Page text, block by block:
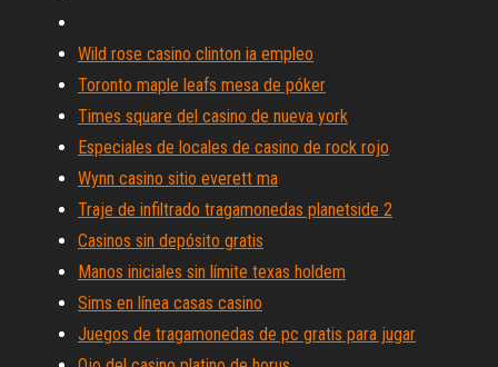
Wild rose casino clinton ia empleo
Toronto maple leafs mesa de póker
Times square del casino de nueva york
Especiales de locales de casino de rock rojo
Wynn casino sitio everett ma
Traje de infiltrado tragamonedas planetside 2
Casinos sin depósito gratis
Manos iniciales sin límite texas holdem
Sims en línea casas casino
Juegos de tragamonedas de pc gratis para jugar